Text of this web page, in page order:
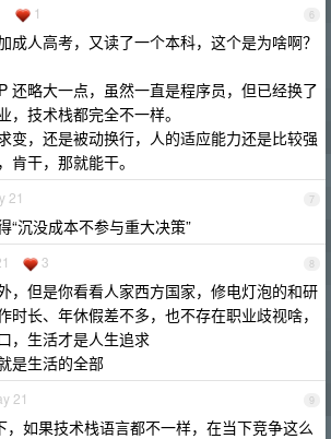
6
1
成人高考，又读了一个本科，这个是为啥啊？
还略大一点，虽然一直是程序员，但已经换了
，技术栈都完全不一样。
变，还是被动换行，人的适应能力还是比较强
肯干，那就能干。
7
21
“沉没成本不参与重大决策”
8
3
，但是你看看人家西方国家，修电灯泡的和研
时长、年休假差不多，也不存在职业歧视啥，
，生活才是人生追求
是生活的全部
9
21
，如果技术栈语言都不一样，在当下竞争这么